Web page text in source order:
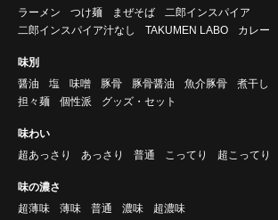
ラーメン つけ麺 まぜそば
二郎インスパイア
二郎インスパイア汁なし
TAKUMEN LABO カレー
味別
醤油
塩 味噌 豚骨 豚骨醤油 魚介豚骨 煮干し
担々麺
個性派 グッズ・セット
味わい
超あっさり
あっさり 普通 こってり 超こってり
味の濃さ
超薄味
薄味 普通 濃味 超濃味